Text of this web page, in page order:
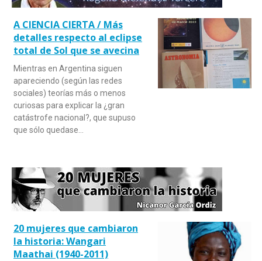
A CIENCIA CIERTA / Más
detalles respecto al eclipse
total de Sol que se avecina
Mientras en Argentina siguen
apareciendo (según las redes
sociales) teorías más o menos
curiosas para explicar la ¿gran
catástrofe nacional?, que supuso
que sólo quedase…
20 mujeres que cambiaron
la historia: Wangari
Maathai (1940-2011)